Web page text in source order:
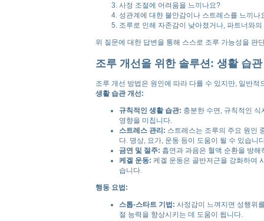
사정 조절에 어려움을 느끼나요?
성관계에 대한 불안감이나 스트레스를 느끼나
조루로 인해 자존감이 낮아졌거나, 파트너와
위 질문에 대한 답변을 통해 스스로 조루 가능성을 판
조루 개선을 위한 솔루션: 생활 습
조루 개선 방법은 원인에 따라 다를 수 있지만, 일반
생활 습관 개선:
규칙적인 생활 습관: 충분한 수면, 규칙적인
영향을 미칩니다.
스트레스 관리: 스트레스는 조루의 주요 원인
다. 명상, 요가, 운동 등이 도움이 될 수 있습니
금연 및 절주: 흡연과 과음은 혈액 순환을 방
케겔 운동: 케겔 운동은 골반저근을 강화하여
습니다.
행동 요법:
스톱-스타트 기법: 사정감이 느껴지면 성행위
절 능력을 향상시키는 데 도움이 됩니다.